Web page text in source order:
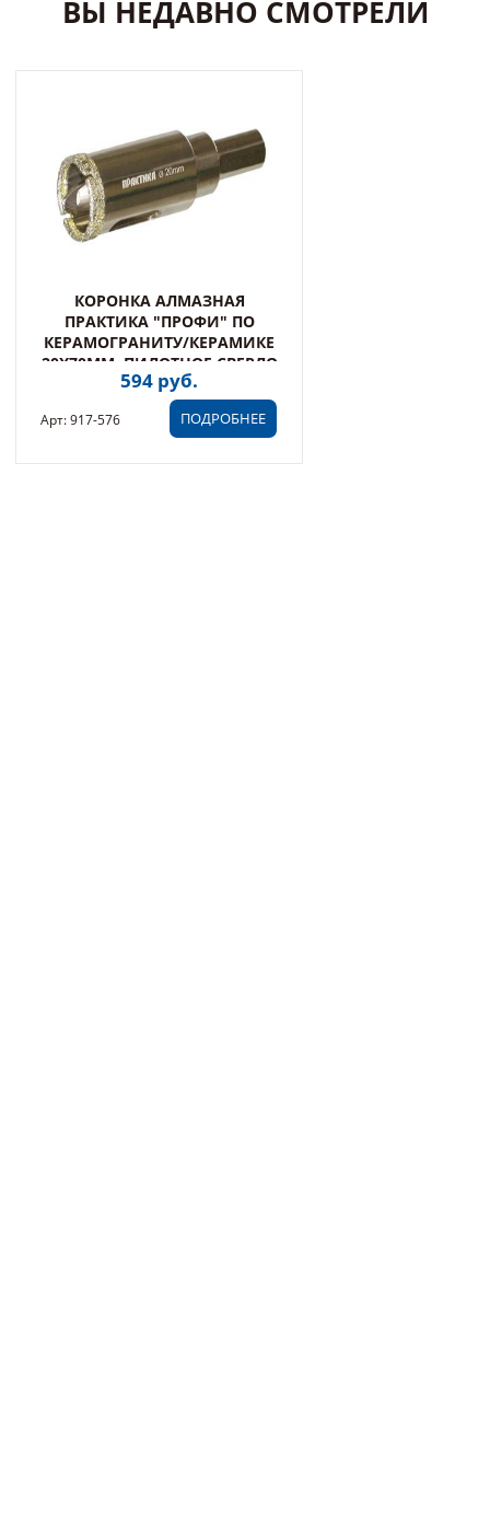
ВЫ НЕДАВНО СМОТРЕЛИ
КОРОНКА АЛМАЗНАЯ
ПРАКТИКА "ПРОФИ" ПО
КЕРАМОГРАНИТУ/КЕРАМИКЕ
20Х70ММ, ПИЛОТНОЕ СВЕРЛО
(1ШТ) БЛИСТЕР (917-576)
594 руб.
ПОДРОБНЕЕ
Арт: 917-576